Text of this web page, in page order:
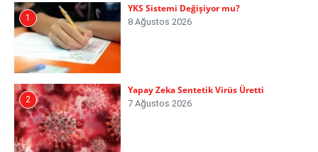
1
YKS Sistemi Değişiyor mu?
8 Ağustos 2026
2
Yapay Zeka Sentetik Virüs Üretti
7 Ağustos 2026